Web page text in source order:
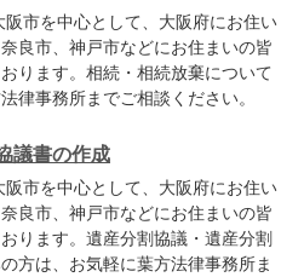
市を中心として、大阪府にお住い
良市、神戸市などにお住まいの皆
ります。相続・相続放棄について
律事務所までご相談ください。
議書の作成
市を中心として、大阪府にお住い
良市、神戸市などにお住まいの皆
ります。遺産分割協議・遺産分割
方は、お気軽に葉方法律事務所ま